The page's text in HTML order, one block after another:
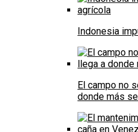
Indonesia
El campo no
donde más